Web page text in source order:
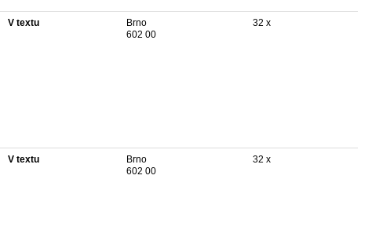
V textu
Brno
602 00
32 x
V textu
Brno
602 00
32 x